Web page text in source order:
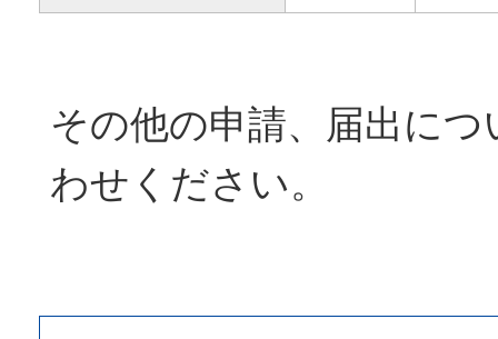
その他の申請、届出に
わせください。